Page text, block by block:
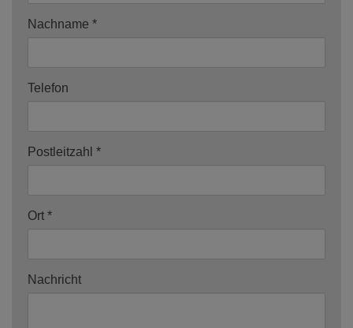
Nachname
Telefon
Postleitzahl
Ort
Nachricht